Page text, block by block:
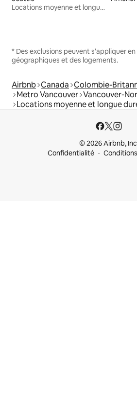
Locations moyenne et longue durée
* Des exclusions peuvent s'appliquer
géographiques et des logements.
Airbnb Canada Colombie-
Metro Vancouver Vancouver-
Locations moyenne et longue
© 2026 Airbnb,
Confidentialité